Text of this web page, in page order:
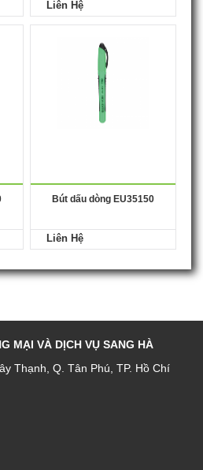
Liên Hệ
Bút dấu dòng EU35150
Liên Hệ
MẠI VÀ DỊCH VỤ SANG HÀ
Thạnh, Q. Tân Phú, TP. Hồ Chí